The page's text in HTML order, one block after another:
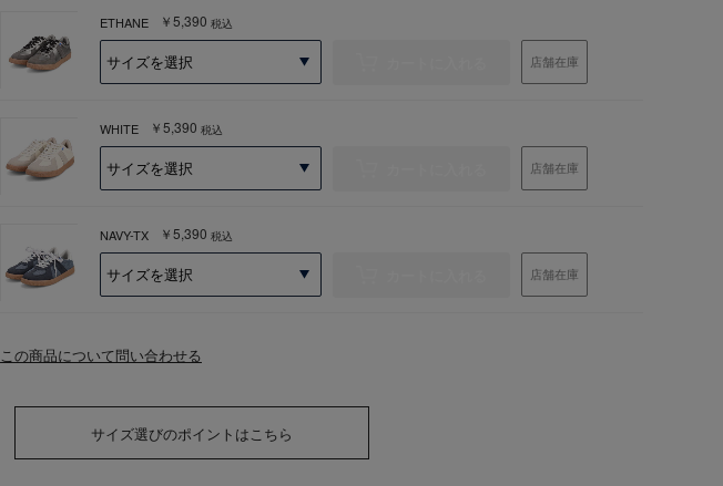
ETHANE ￥5,390 税込
店舗在庫
WHITE ￥5,390 税込
店舗在庫
NAVY-TX ￥5,390 税込
店舗在庫
この商品について問い合わせる
サイズ選びのポイントはこちら